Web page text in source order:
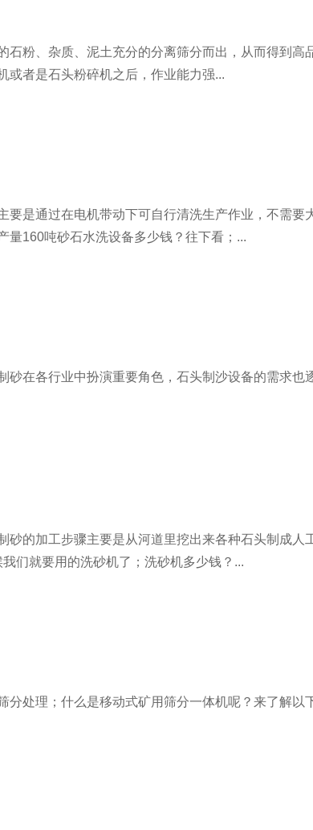
粉、杂质、泥土充分的分离筛分而出，从而得到高
或者是石头粉碎机之后，作业能力强...
是通过在电机带动下可自行清洗生产作业，不需要
量160吨砂石水洗设备多少钱？往下看；...
在各行业中扮演重要角色，石头制沙设备的需求也
的加工步骤主要是从河道里挖出来各种石头制成人
们就要用的洗砂机了；洗砂机多少钱？...
处理；什么是移动式矿用筛分一体机呢？来了解以